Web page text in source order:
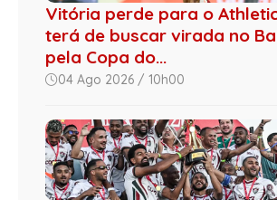
Vitória perde para o
terá de buscar virada no
pela Copa do...
04 Ago 2026 / 10h00